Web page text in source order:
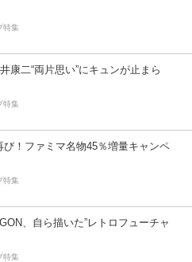
特集
康二“両片思い”にキュンが止まら
特集
び！ファミマ名物45％増量キャンペ
特集
、自ら描いた”レトロフューチャ
特集